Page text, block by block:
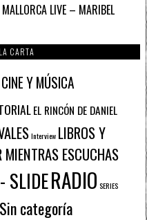
LIVE – MARIBEL
CARTA
CINE Y MÚSICA
EL RINCÓN DE DANIEL
Interview LIBROS Y
MIENTRAS ESCUCHAS
SLIDERADIO SERIES
Sin categoría